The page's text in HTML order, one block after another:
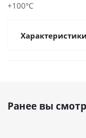
+100°С
Характеристики
Ранее вы